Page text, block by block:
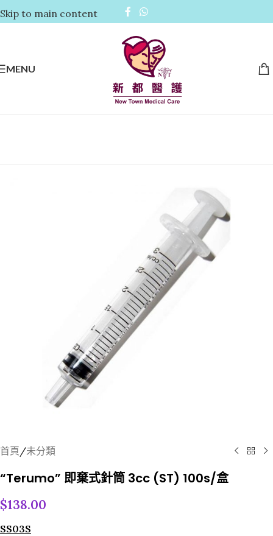
Skip to main content
MENU
首頁/未分類
“Terumo” 即棄式針筒 3cc (ST) 100s/盒
$138.00
SS03S